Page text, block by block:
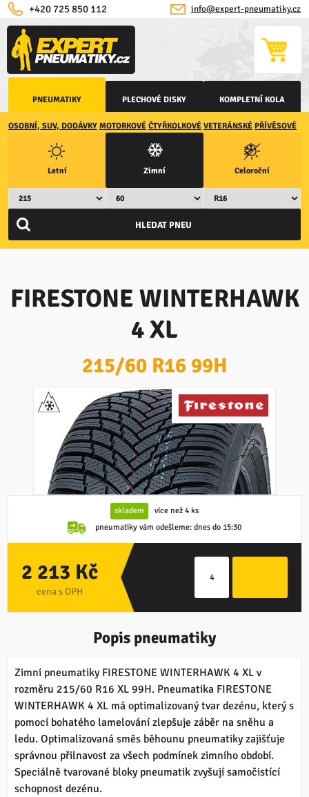
PNEUMATIKY PLECHOVÉ DISKY KOMPLETNÍ KOLA
info@expert-pneumatiky.cz
+420 725 850 112
OSOBNÍ, SUV, DODÁVKY MOTORKOVÉ ČTYŘKOLKOVÉ VETERÁNSKÉ PŘÍVĚSOVÉ
Letní Zimní Celoroční
FIRESTONE WINTERHAWK
4 XL
215/60 R16 99H
skladem
více než 4 ks
pneumatiky vám odešleme: dnes do 15:30
2 213 Kč
cena s DPH
Popis pneumatiky
Zimní pneumatiky FIRESTONE WINTERHAWK 4 XL v
rozměru 215/60 R16 XL 99H. Pneumatika FIRESTONE
WINTERHAWK 4 XL má optimalizovaný tvar dezénu, který s
pomocí bohatého lamelování zlepšuje záběr na sněhu a
ledu. Optimalizovaná směs běhounu pneumatiky zajišťuje
správnou přilnavost za všech podmínek zimního období.
Speciálně tvarované bloky pneumatik zvyšují samočistící
schopnost dezénu.